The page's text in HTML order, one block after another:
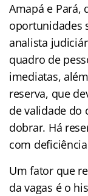
Amapá e Pará,
oportunidades
analista
quadro de
imediatas,
reserva, que
de validade do
dobrar. Há
com
Um fator que
da vagas é o